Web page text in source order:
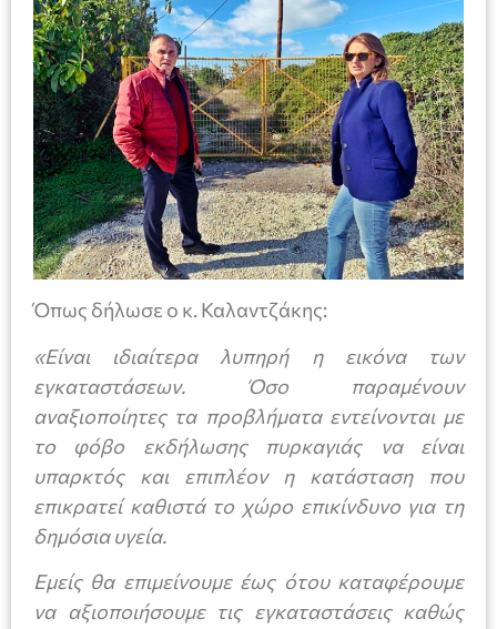
Όπως δήλωσε ο κ. Καλαντζάκης:
«Είναι ιδιαίτερα λυπηρή η εικόνα των
εγκαταστάσεων. Όσο παραμένουν
αναξιοποίητες τα προβλήματα εντείνονται με
το φόβο εκδήλωσης πυρκαγιάς να είναι
υπαρκτός και επιπλέον η κατάσταση που
επικρατεί καθιστά το χώρο επικίνδυνο για τη
δημόσια υγεία.
Εμείς θα επιμείνουμε έως ότου καταφέρουμε
να αξιοποιήσουμε τις εγκαταστάσεις καθώς